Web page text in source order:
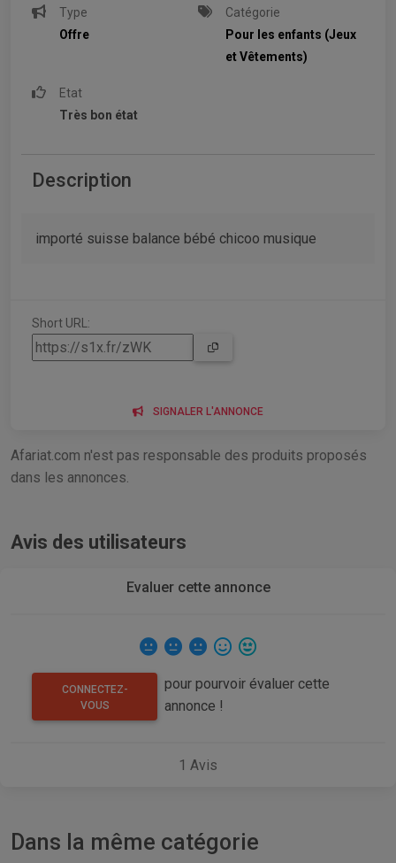
Type
Offre
Catégorie
Pour les enfants (Jeux
et Vêtements)
Etat
Très bon état
Description
importé suisse balance bébé chicoo musique
Short URL:
SIGNALER L'ANNONCE
Afariat.com n'est pas responsable des produits proposés
dans les annonces.
Avis des utilisateurs
Evaluer cette annonce
CONNECTEZ-
VOUS
pour pourvoir évaluer cette
annonce !
1 Avis
Dans la même catégorie